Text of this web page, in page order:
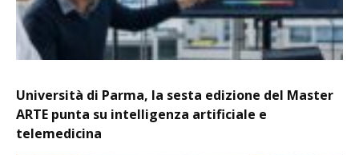
Università di Parma, la sesta edizione del Master
ARTE punta su intelligenza artificiale e
telemedicina